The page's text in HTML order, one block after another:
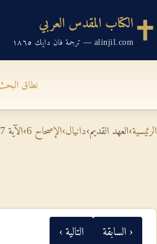
الكتاب المقدس العربي
alinjil.com — ترجمة فان دايك ١٨٦٥
نطاق
الرئيسية›العهد القديم›دانيال›الإصحاح 6 ›الآية 7
‹ السابقة التالية ›